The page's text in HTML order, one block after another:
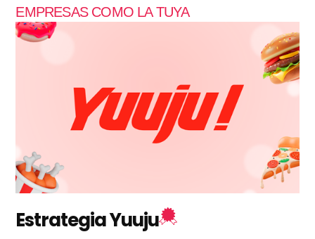
EMPRESAS COMO LA TUYA
Estrategia Yuuju